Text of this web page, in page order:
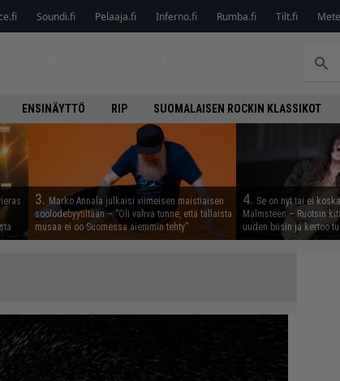
Soundi.fi Pelaaja.fi Inferno.fi Rumba.fi Tilt.fi
ENSINÄYTTÖ RIP SUOMALAISEN ROCKIN KLASSIKOT
3. Marko Annala julkaisi viimeisen maistiaisen
soolodebyytiltään – ”Oli vahva tunne, että tällaista
musaa ei oo Suomessa aiemmin tehty”
4. Se on nyt tai ei
Malmsteen – Ruotsin
uuden biisin ja kertoo